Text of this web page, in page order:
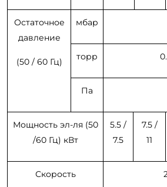
Остаточное
давление
(50 / 60 Гц)
мбар
торр
Пa
Мощность эл-ля (50
/60 Гц) кВт
5.5 /
7.5
7.5 /
11
Скорость